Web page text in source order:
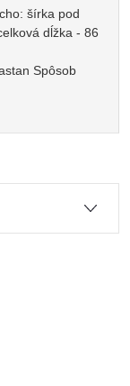
šírka pod
dĺžka - 86
Spôsob